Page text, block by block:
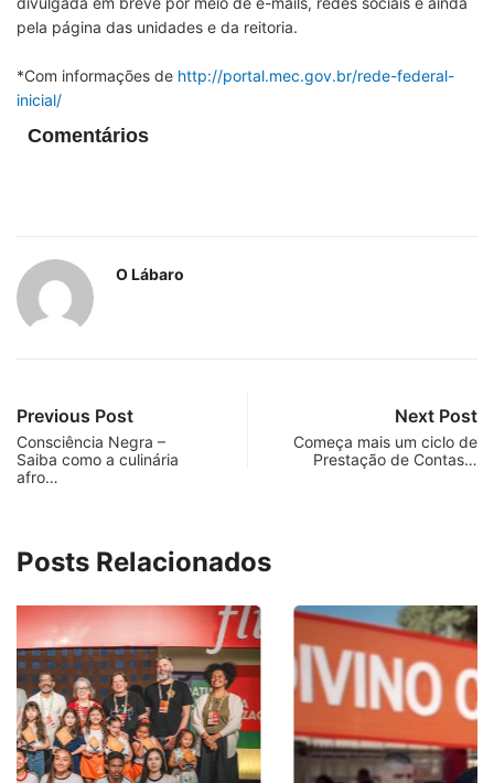
pela página das unidades e da reitoria.
*Com informações de http://portal.mec.gov.br/rede-federal-
inicial/
Comentários
O Lábaro
Previous Post
Consciência Negra –
Saiba como a culinária
afro…
Next Post
Começa mais um ciclo de
Prestação de Contas…
Posts Relacionados